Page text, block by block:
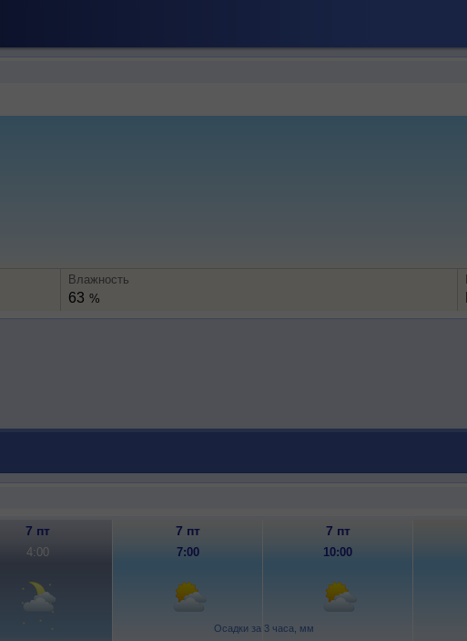
Влажность
63 %
Осадки за 3 часа, мм
7 пт 7 пт 7 пт
4:00 7:00 10:00